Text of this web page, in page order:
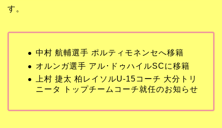
す。
中村 航輔選手 ポルティモネンセへ移籍
オルンガ選手 アル･ドゥハイルSCに移籍
上村 捷太 柏レイソルU-15コーチ 大分トリ
ニータ トップチームコーチ就任のお知らせ